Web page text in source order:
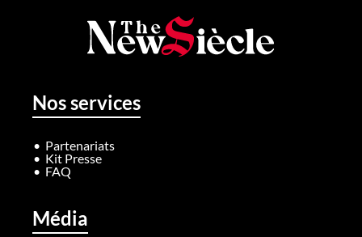
Nos services
Partenariats
Kit Presse
FAQ
Média